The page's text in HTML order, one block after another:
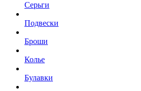
Серьги
Подвески
Броши
Колье
Булавки